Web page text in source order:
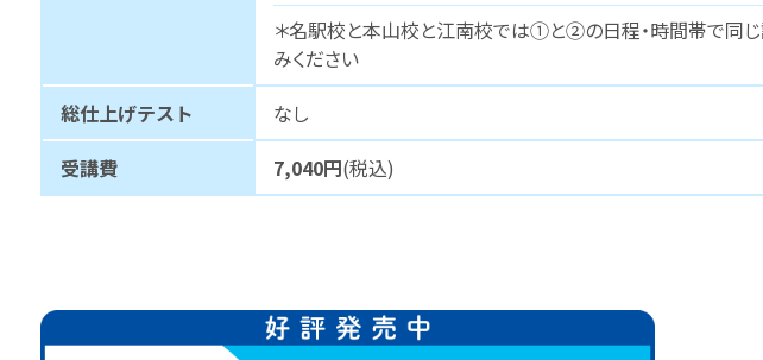
＊名駅校と本山校と江南校では①と②の日程・時間帯で同
みください
総仕上げテスト
なし
受講費
7,040円(税込)